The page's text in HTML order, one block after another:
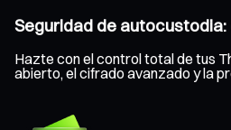
Seguridad de
Hazte con el control total de tus
abierto, el cifrado avanzado y la